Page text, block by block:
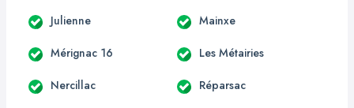
Julienne Mainxe
Mérignac 16 Les Métairies
Nercillac Réparsac